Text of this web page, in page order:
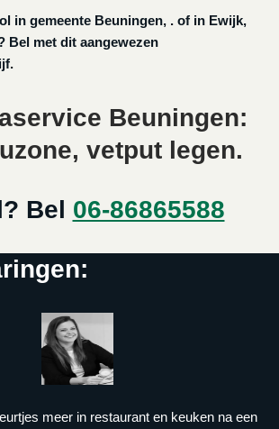
in gemeente Beuningen, . of in Ewijk,
Bel met dit aangewezen
Beuningen:
vetput legen.
Bel 06-86865588
meer in restaurant en keuken na een